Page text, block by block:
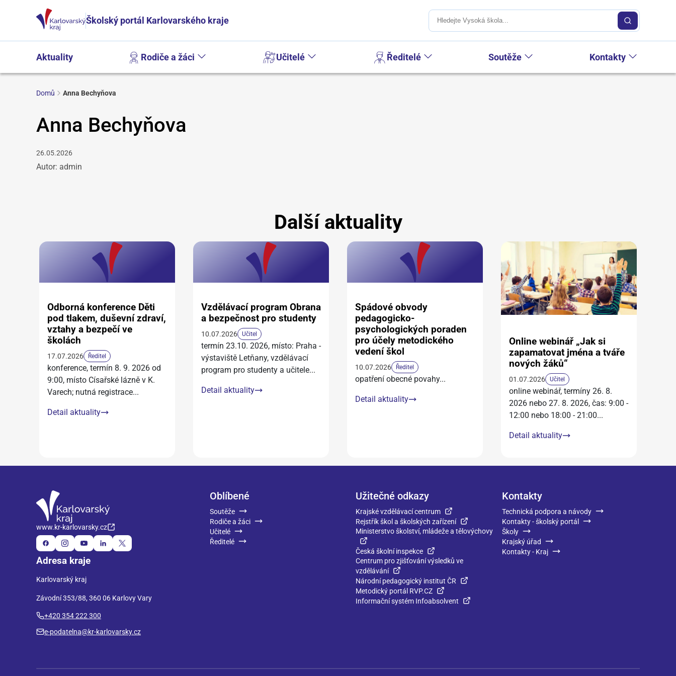
Školský portál Karlovarského kraje
Aktuality Rodiče a žáci Učitelé Ředitelé Soutěže Kontakty
Domů Anna Bechyňova
Anna Bechyňova
26.05.2026
Autor: admin
Další aktuality
Odborná konference Děti
pod tlakem, duševní zdraví,
vztahy a bezpečí ve
školách
17.07.2026 Ředitel
konference, termín 8. 9. 2026 od
9:00, místo Císařské lázně v K.
Varech; nutná registrace...
Detail aktuality
Vzdělávací program Obrana
a bezpečnost pro studenty
10.07.2026 Učitel
termín 23.10. 2026, místo: Praha -
výstaviště Letňany, vzdělávací
program pro studenty a učitele...
Detail aktuality
Spádové obvody
pedagogicko-
psychologických poraden
pro účely metodického
vedení škol
10.07.2026 Ředitel
opatření obecné povahy...
Detail aktuality
Online webinář „Jak si
zapamatovat jména a tváře
nových žáků“
01.07.2026 Učitel
online webinář, termíny 26. 8.
2026 nebo 27. 8. 2026, čas: 9:00 -
12:00 nebo 18:00 - 21:00...
Detail aktuality
www.kr-karlovarsky.cz
Adresa kraje
Karlovarský kraj
Závodní 353/88, 360 06 Karlovy Vary
+420 354 222 300
e-podatelna@kr-karlovarsky.cz
Oblíbené
Soutěže
Rodiče a žáci
Učitelé
Ředitelé
Užitečné odkazy
Krajské vzdělávací centrum
Rejstřík škol a školských zařízení
Ministerstvo školství, mládeže a tělovýchovy
Česká školní inspekce
Centrum pro zjišťování výsledků ve
vzdělávání
Národní pedagogický institut ČR
Metodický portál RVP.CZ
Informační systém Infoabsolvent
Kontakty
Technická podpora a návody
Kontakty - školský portál
Školy
Krajský úřad
Kontakty - Kraj